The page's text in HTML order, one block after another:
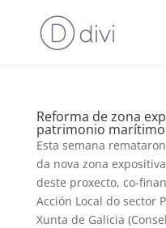
Reforma de zona
patrimonio
Esta semana
da nova zona
deste proxecto, co-
Acción Local do sector
Xunta de Galicia